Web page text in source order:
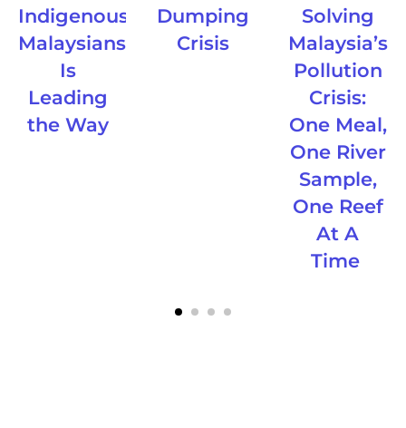
Indigenous
Malaysians
Is
Leading
the Way
Dumping
Crisis
Solving
Malaysia’s
Pollution
Crisis:
One Meal,
One River
Sample,
One Reef
At A
Time